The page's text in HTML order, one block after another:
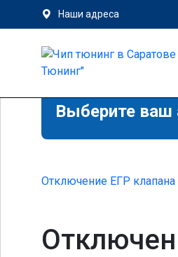
Наши адреса
Выберите ваш
Отключение ЕГР